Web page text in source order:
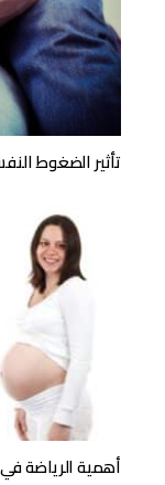
تأثير الضغوط
أهمية الرياضة